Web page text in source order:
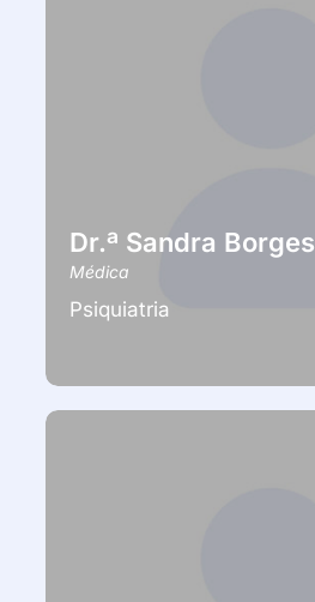
Dr.ª Sandra Borges
Médica
Psiquiatria